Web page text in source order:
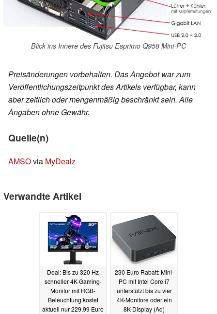
Blick ins Innere des Fujitsu Esprimo Q958 Mini-PC
Preisänderungen vorbehalten. Das Angebot war zum
Veröffentlichungszeitpunkt des Artikels verfügbar, kann
aber zeitlich oder mengenmäßig beschränkt sein. Alle
Angaben ohne Gewähr.
Quelle(n)
AMSOvia MyDealz
Verwandte Artikel
Deal: Bis zu 320 Hz
schneller 4K-Gaming-
Monitor mit RGB-
Beleuchtung kostet
aktuell nur 229,99 Euro
230 Euro Rabatt: Mini-
PC mit Intel Core i7
unterstützt bis zu vier
4K-Monitore oder ein
8K-Display (Ad)